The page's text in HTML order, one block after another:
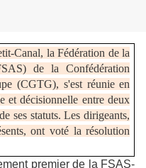
Canal, la Fédération de la
de la Confédération
(CGTG), s'est réunie en
et décisionnelle entre deux
ses statuts. Les dirigeants,
ont voté la résolution
premier de la FSAS-